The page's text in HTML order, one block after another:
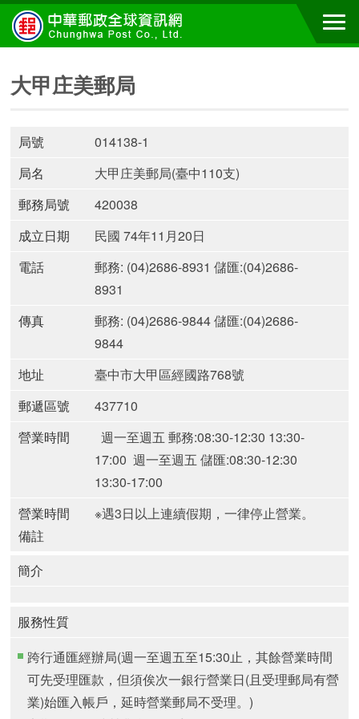
大甲庄美郵局
局號
014138-1
局名
大甲庄美郵局(臺中110支)
郵務局號
420038
成立日期
民國 74年11月20日
電話
郵務: (04)2686-8931 儲匯:(04)2686-
8931
傳真
郵務: (04)2686-9844 儲匯:(04)2686-
9844
地址
臺中市大甲區經國路768號
郵遞區號
437710
營業時間
週一至週五 郵務:08:30-12:30 13:30-
17:00 週一至週五 儲匯:08:30-12:30
13:30-17:00
營業時間
備註
※遇3日以上連續假期，一律停止營業。
簡介
服務性質
跨行通匯經辦局(週一至週五至15:30止，其餘營業時間
可先受理匯款，但須俟次一銀行營業日(且受理郵局有營
業)始匯入帳戶，延時營業郵局不受理。)